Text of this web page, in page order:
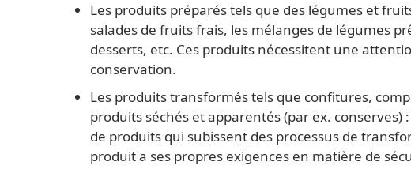
Les produits préparés tels que des légumes et
salades de fruits frais, les mélanges de légumes
desserts, etc. Ces produits nécessitent une
conservation.
Les produits transformés tels que confitures,
produits séchés et apparentés (par ex.
de produits qui subissent des processus de
produit a ses propres exigences en matière de